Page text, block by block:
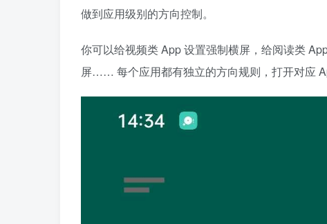
做到应用级别的方向控制。
你可以给视频类 App 设置强制横屏，给阅读类
屏…… 每个应用都有独立的方向规则，打开对应